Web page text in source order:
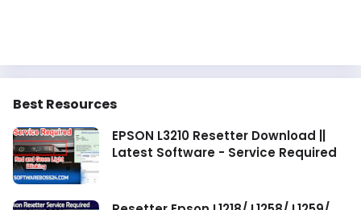
Best Resources
EPSON L3210 Resetter Download ||
Latest Software - Service Required